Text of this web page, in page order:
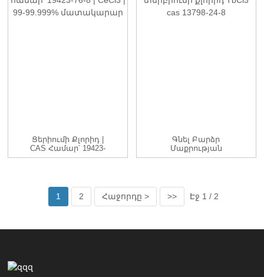
Ցերիումի Քլորիդ |
CAS Համար՝ 19423-
76-8 | CeCl3 |...
Գնել Բարձր
Մաքրության
Տերբիումի Քլորիդ
1 2 Հաջորդը > >> Էջ 1 / 2